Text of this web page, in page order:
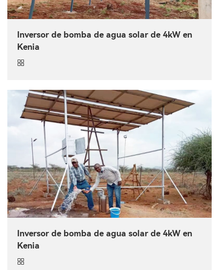
Inversor de bomba de agua solar de 4kW en
Kenia
Inversor de bomba de agua solar de 4kW en
Kenia